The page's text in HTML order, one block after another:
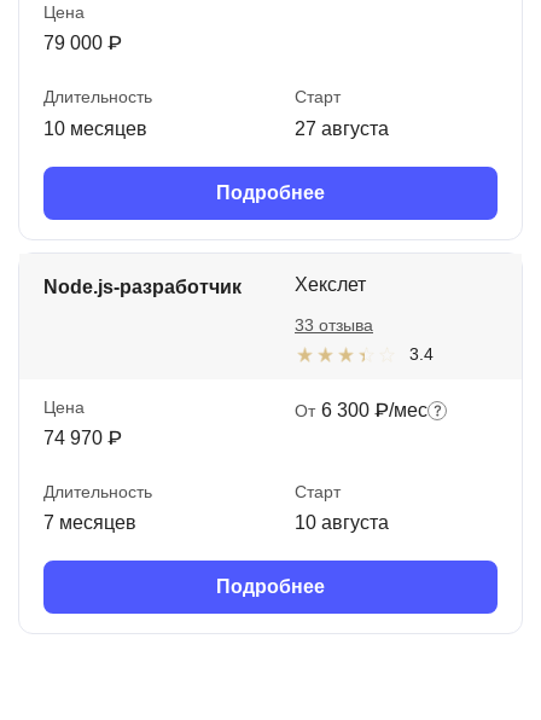
Цена
79 000 ₽
Длительность
10 месяцев
Старт
27 августа
Подробнее
Node.js-разработчик Хекслет
3.4
33 отзыва
Цена
74 970 ₽
От 6 300 ₽/мес
Длительность
7 месяцев
Старт
10 августа
Подробнее